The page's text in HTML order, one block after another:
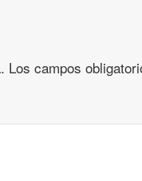
Los campos